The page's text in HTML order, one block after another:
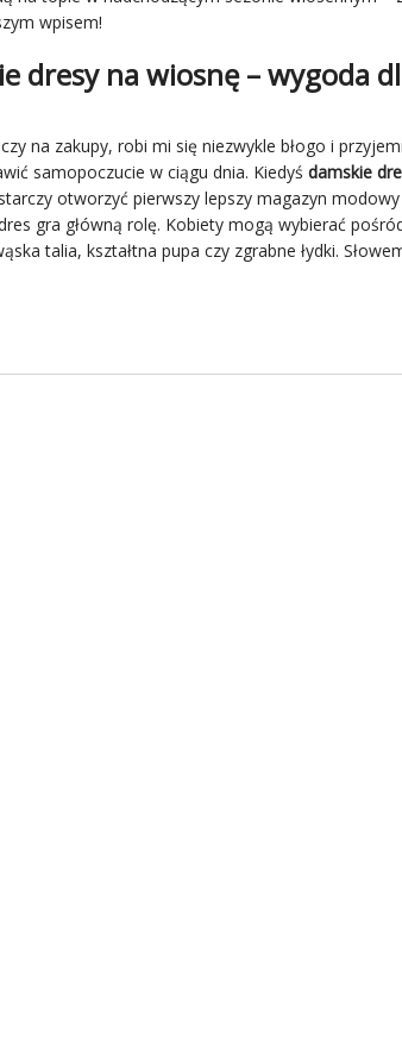
wpisem!
dresy na wiosnę – wygoda
czy na zakupy, robi mi się niezwykle błogo i
samopoczucie w ciągu dnia. Kiedyś damskie
otworzyć pierwszy lepszy magazyn
gra główną rolę. Kobiety mogą wybierać
talia, kształtna pupa czy zgrabne łydki.